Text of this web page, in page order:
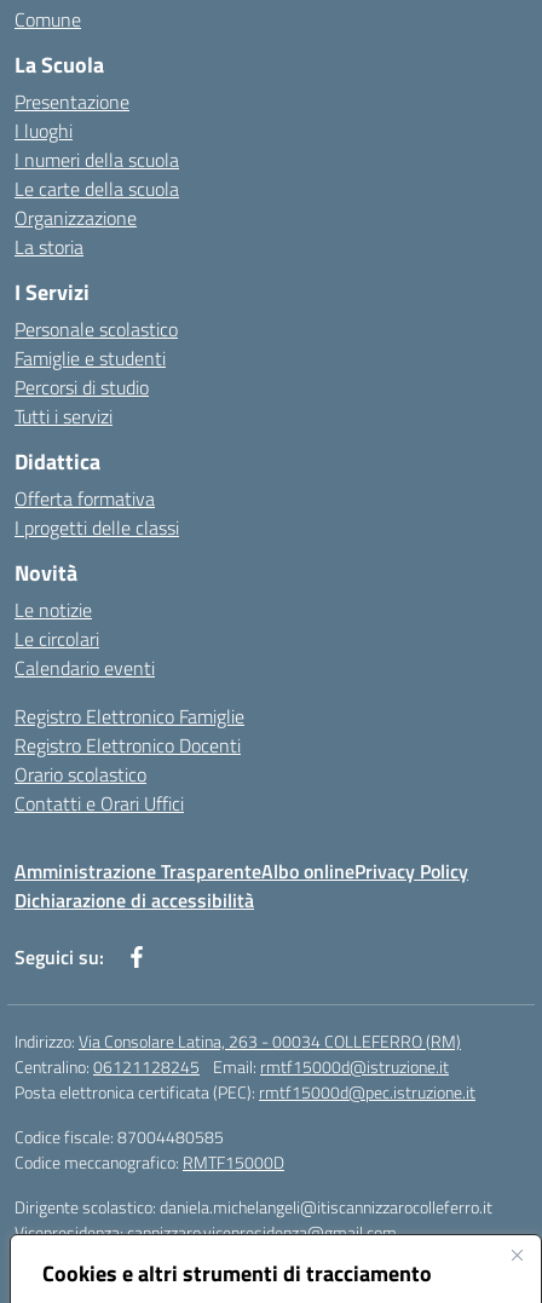
Cookies e altri strumenti di tracciamento
Comune
La Scuola
Presentazione
I luoghi
I numeri della scuola
Le carte della scuola
Organizzazione
La storia
I Servizi
Personale scolastico
Famiglie e studenti
Percorsi di studio
Tutti i servizi
Didattica
Offerta formativa
I progetti delle classi
Novità
Le notizie
Le circolari
Calendario eventi
Registro Elettronico Famiglie
Registro Elettronico Docenti
Orario scolastico
Contatti e Orari Uffici
Amministrazione TrasparenteAlbo onlinePrivacy Policy
Dichiarazione di accessibilità
Seguici su:
Indirizzo:Via Consolare Latina, 263 - 00034 COLLEFERRO (RM)
Centralino:06121128245 Email: rmtf15000d@istruzione.it
Posta elettronica certificata (PEC): rmtf15000d@pec.istruzione.it
Codice fiscale: 87004480585
Codice meccanografico: RMTF15000D
Dirigente scolastico: daniela.michelangeli@itiscannizzarocolleferro.it
Vicepresidenza: cannizzaro.vicepresidenza@gmail.com